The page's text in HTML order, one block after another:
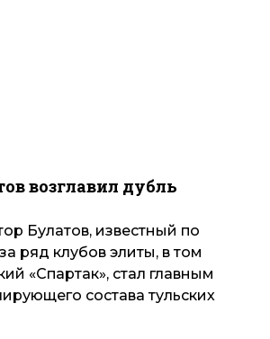
возглавил дубль
Булатов, известный по
ряд клубов элиты, в том
«Спартак», стал главным
состава тульских